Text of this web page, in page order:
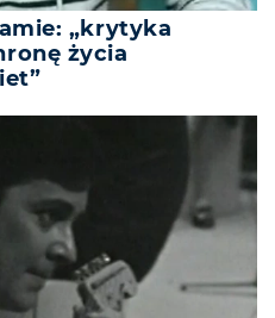
„krytyka
życia